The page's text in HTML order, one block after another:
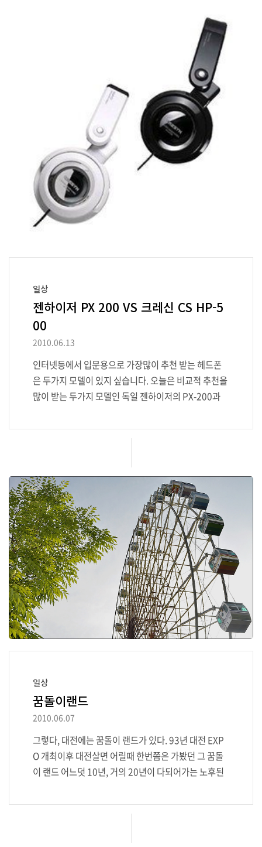
일상
젠하이저 PX 200 VS 크레신 CS HP-5
00
2010.06.13
인터넷등에서 입문용으로 가장많이 추천 받는 헤드폰
은 두가지 모델이 있지 싶습니다. 오늘은 비교적 추천을
많이 받는 두가지 모델인 독일 젠하이저의 PX-200과
젠하이저 PX-200 PX-200은 현재 PX-200 II 까지 나
AV로 A/S가 넘어가면서 -(혹은 "정리"라고 표현한것에
대해서 의문이 가지만) 아주 저질(?)의 A/S를 하고 있다
는 소문이 무성하고, 정품이 아닌 복제품도 비교적 많은
수준입니다. 약 60g의 무게로 가볍고 휴대가 용이한 접
을 수 있는 디자인으로써, 구입시 제품이 들어있는 플라
스틱케이스나 -(PX-200 F..
일상
꿈돌이랜드
2010.06.07
그렇다, 대전에는 꿈돌이 랜드가 있다. 93년 대전 EXP
O 개최이후 대전살면 어릴때 한번쯤은 가봤던 그 꿈돌
이 랜드 어느덧 10년, 거의 20년이 다되어가는 노후된
이지에 가입해서 쿠폰을 출력해가면 자유이용권 20%